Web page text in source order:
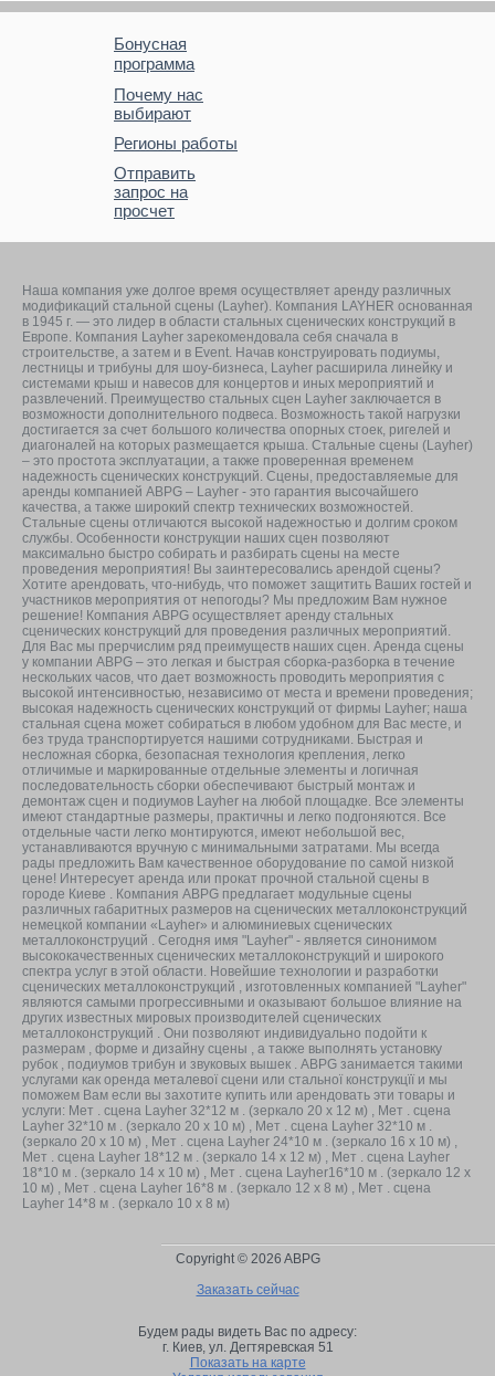
Бонусная
программа
Почему нас
выбирают
Регионы работы
Отправить
запрос на
просчет
Наша компания уже долгое время осуществляет аренду различных
модификаций стальной сцены (Layher). Компания LAYHER основанная
в 1945 г. — это лидер в области стальных сценических конструкций в
Европе. Компания Layher зарекомендовала себя сначала в
строительстве, а затем и в Event. Начав конструировать подиумы,
лестницы и трибуны для шоу-бизнеса, Layher расширила линейку и
системами крыш и навесов для концертов и иных мероприятий и
развлечений. Преимущество стальных сцен Layher заключается в
возможности дополнительного подвеса. Возможность такой нагрузки
достигается за счет большого количества опорных стоек, ригелей и
диагоналей на которых размещается крыша. Стальные сцены (Layher)
– это простота эксплуатации, а также проверенная временем
надежность сценических конструкций. Сцены, предоставляемые для
аренды компанией ABPG – Layher - это гарантия высочайшего
качества, а также широкий спектр технических возможностей.
Стальные сцены отличаются высокой надежностью и долгим сроком
службы. Особенности конструкции наших сцен позволяют
максимально быстро собирать и разбирать сцены на месте
проведения мероприятия! Вы заинтересовались арендой сцены?
Хотите арендовать, что-нибудь, что поможет защитить Ваших гостей и
участников мероприятия от непогоды? Мы предложим Вам нужное
решение! Компания ABPG осуществляет аренду стальных
сценических конструкций для проведения различных мероприятий.
Для Вас мы прерчислим ряд преимуществ наших сцен. Аренда сцены
у компании ABPG – это легкая и быстрая сборка-разборка в течение
нескольких часов, что дает возможность проводить мероприятия с
высокой интенсивностью, независимо от места и времени проведения;
высокая надежность сценических конструкций от фирмы Layher; наша
стальная сцена может собираться в любом удобном для Вас месте, и
без труда транспортируется нашими сотрудниками. Быстрая и
несложная сборка, безопасная технология крепления, легко
отличимые и маркированные отдельные элементы и логичная
последовательность сборки обеспечивают быстрый монтаж и
демонтаж сцен и подиумов Layher на любой площадке. Все элементы
имеют стандартные размеры, практичны и легко подгоняются. Все
отдельные части легко монтируются, имеют небольшой вес,
устанавливаются вручную с минимальными затратами. Мы всегда
рады предложить Вам качественное оборудование по самой низкой
цене! Интересует аренда или прокат прочной стальной сцены в
городе Киеве . Компания ABPG предлагает модульные сцены
различных габаритных размеров на сценических металлоконструкций
немецкой компании «Layher» и алюминиевых сценических
металлоконструций . Сегодня имя "Layher" - является синонимом
высококачественных сценических металлоконструкций и широкого
спектра услуг в этой области. Новейшие технологии и разработки
сценических металлоконструкций , изготовленных компанией "Layher"
являются самыми прогрессивными и оказывают большое влияние на
других известных мировых производителей сценических
металлоконструкций . Они позволяют индивидуально подойти к
размерам , форме и дизайну сцены , а также выполнять установку
рубок , подиумов трибун и звуковых вышек . ABPG занимается такими
услугами как оренда металевої сцени или стальної конструкцїї и мы
поможем Вам если вы захотите купить или арендовать эти товары и
услуги: Мет . сцена Layher 32*12 м . (зеркало 20 х 12 м) , Мет . сцена
Layher 32*10 м . (зеркало 20 x 10 м) , Мет . сцена Layher 32*10 м .
(зеркало 20 x 10 м) , Мет . сцена Layher 24*10 м . (зеркало 16 x 10 м) ,
Мет . сцена Layher 18*12 м . (зеркало 14 x 12 м) , Мет . сцена Layher
18*10 м . (зеркало 14 x 10 м) , Мет . сцена Layher16*10 м . (зеркало 12 x
10 м) , Мет . сцена Layher 16*8 м . (зеркало 12 x 8 м) , Мет . сцена
Layher 14*8 м . (зеркало 10 х 8 м)
Copyright © 2026 ABPG
Заказать сейчас
Будем рады видеть Вас по адресу:
г. Киев, ул. Дегтяревская 51
Показать на карте